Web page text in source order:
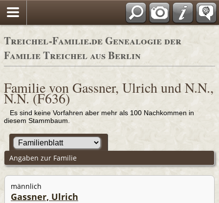
Adressbücher
Treichel-Familie.de Genealogie der
Familie Treichel aus Berlin
Familie von Gassner, Ulrich und N.N.,
N.N. (F636)
Es sind keine Vorfahren aber mehr als 100 Nachkommen in
diesem Stammbaum.
Angaben zur Familie
männlich
Gassner, Ulrich